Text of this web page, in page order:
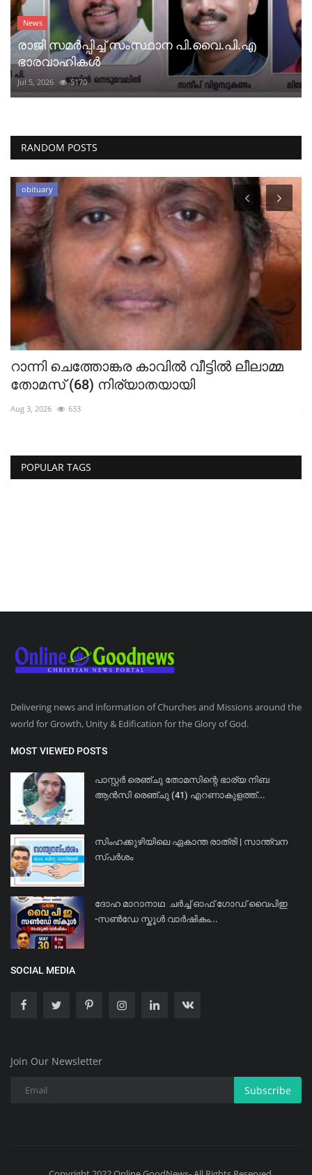
News
രാജി സമർപ്പിച്ച് സംസ്ഥാന പി.വൈ.പി.എ
ഭാരവാഹികൾ
Jul 5, 2026 5170
RANDOM POSTS
obituary
റാന്നി ചെത്തോങ്കര കാവിൽ വീട്ടിൽ ലീലാമ്മ
തോമസ് (68) നിര്യാതയായി
Aug 3, 2026 633
POPULAR TAGS
Delivering news and information of Churches and Missions around the
world for Growth, Unity & Edification for the Glory of God.
MOST VIEWED POSTS
പാസ്റ്റർ രെഞ്ചു തോമസിന്റെ ഭാര്യ നിബ
ആൻസി രെഞ്ചു (41) എറണാകുളത്ത്...
സിംഹക്കുഴിയിലെ ഏകാന്ത രാത്രി | സാന്ത്വന
സ്പർശം
ദോഹ മാറാനാഥ ചർച്ച് ഓഫ് ഗോഡ് വൈപിഇ
-സൺഡേ സ്കൂൾ വാർഷികം...
SOCIAL MEDIA
Join Our Newsletter
Subscribe